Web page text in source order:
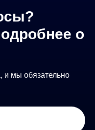
о
и мы обязательно